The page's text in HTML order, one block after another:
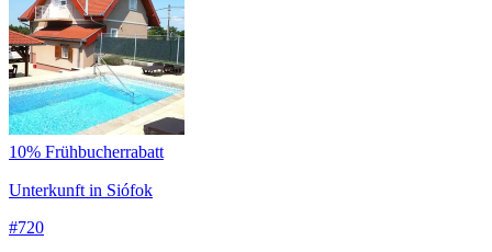
10% Frühbucherrabatt
Unterkunft in Siófok
#720